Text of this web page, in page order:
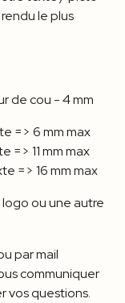
le plus
de cou - 4 mm
=> 6 mm max
=> 11 mm max
=> 16 mm max
ou une autre
par mail
communiquer
vos questions.